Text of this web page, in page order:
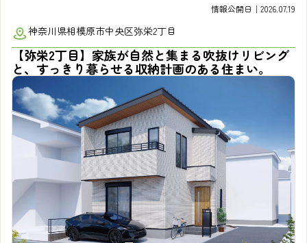
情報公開日｜2026.07.19
神奈川県相模原市中央区弥栄2丁目
【弥栄2丁目】家族が自然と集まる吹抜けリビング
と、すっきり暮らせる収納計画のある住まい。